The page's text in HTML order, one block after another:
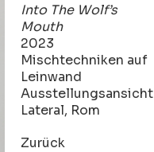
Into The Wolf’s
Mouth
2023
Mischtechniken auf
Leinwand
Ausstellungsansicht
Lateral, Rom
Zurück